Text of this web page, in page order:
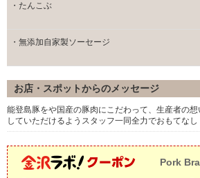
・たんこぶ
・無添加自家製ソーセージ
お店・スポットからのメッセージ
能登島豚をや国産の豚肉にこだわって、生産者の
していただけるようスタッフ一同全力でおもてな
Pork